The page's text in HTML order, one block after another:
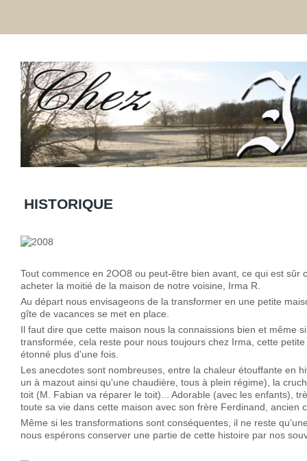
HISTORIQUE
Tout commence en 2OO8 ou peut-être bien avant, ce qui est sûr
acheter la moitié de la maison de notre voisine, Irma R.
Au départ nous envisageons de la transformer en une petite
gîte de vacances se met en place.
Il faut dire que cette maison nous la connaissions bien et même
transformée, cela reste pour nous toujours chez Irma, cette
étonné plus d'une fois.
Les anecdotes sont nombreuses, entre la chaleur étouffante en
un à mazout ainsi qu'une chaudière, tous à plein régime), la
toit (M. Fabian va réparer le toit)... Adorable (avec les enfants),
toute sa vie dans cette maison avec son frère Ferdinand, ancien
Même si les transformations sont conséquentes, il ne reste
nous espérons conserver une partie de cette histoire par nos